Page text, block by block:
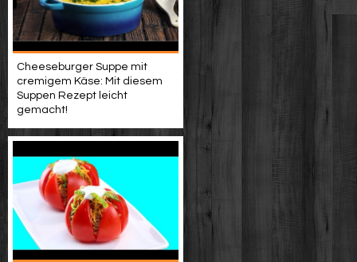
Cheeseburger Suppe mit
cremigem Käse: Mit diesem
Suppen Rezept leicht
gemacht!